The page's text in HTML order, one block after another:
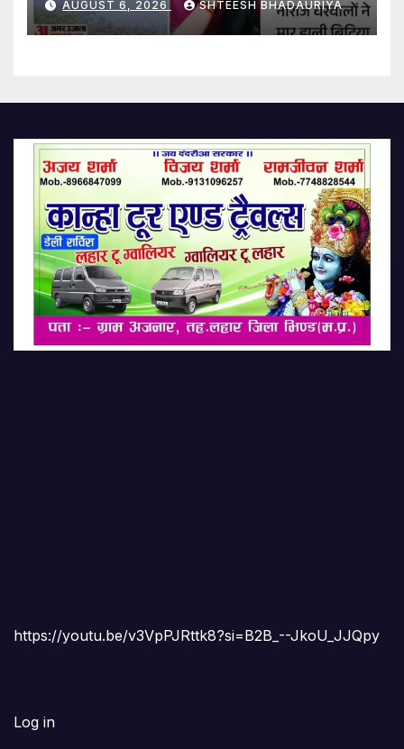
Honor Killings In Two Days:
Agra City Of Love Shaken By
AUGUST 6, 2026 SHTEESH BHADAURIYA
https://youtu.be/v3VpPJRttk8?si=B2B_--JkoU_JJQpy
Log in